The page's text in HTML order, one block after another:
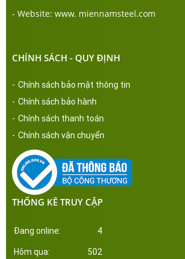
- Website: www. miennamsteel.com
CHÍNH SÁCH - QUY ĐỊNH
- Chính sách bảo mật thông tin
- Chính sách bảo hành
- Chính sách thanh toán
- Chính sách vận chuyển
THỐNG KÊ TRUY CẬP
Đang online: 4
Hôm qua: 502